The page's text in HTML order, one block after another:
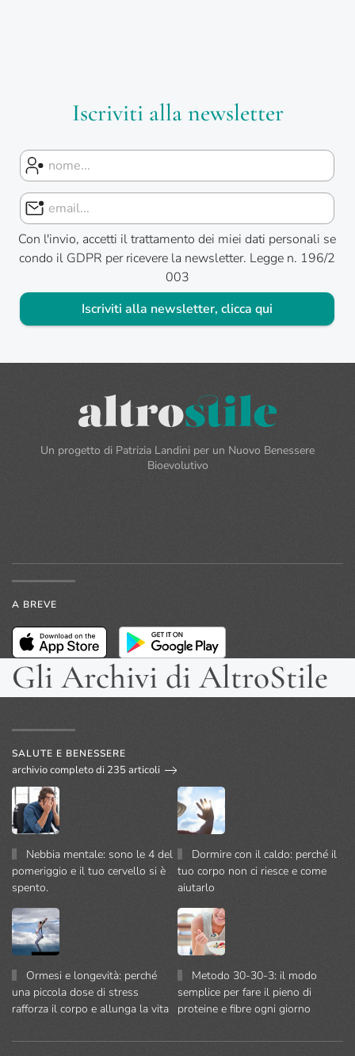
Iscriviti alla newsletter
Con l'invio, accetti il trattamento dei miei dati personali se
condo il GDPR per ricevere la newsletter. Legge n. 196/2
003
Iscriviti alla newsletter, clicca qui
Un progetto di Patrizia Landini per un Nuovo Benessere
Bioevolutivo
A BREVE
Gli Archivi di AltroStile
SALUTE E BENESSERE
archivio completo di 235 articoli
Nebbia mentale: sono le 4 del
pomeriggio e il tuo cervello si è
spento.
Dormire con il caldo: perché il
tuo corpo non ci riesce e come
aiutarlo
Ormesi e longevità: perché
una piccola dose di stress
rafforza il corpo e allunga la vita
Metodo 30-30-3: il modo
semplice per fare il pieno di
proteine e fibre ogni giorno